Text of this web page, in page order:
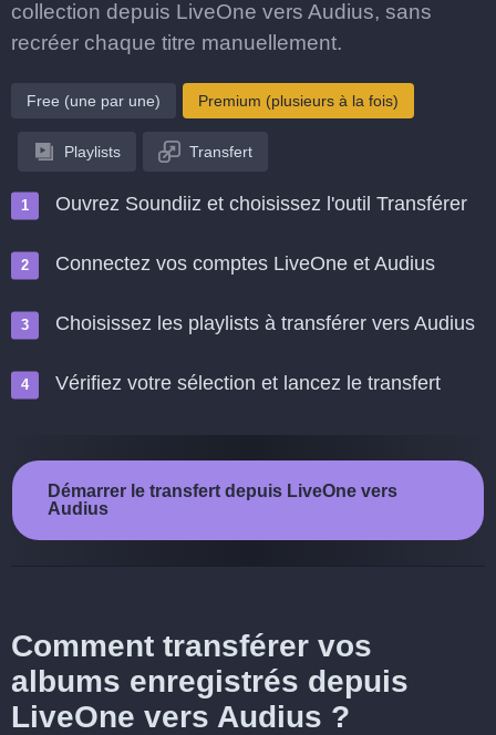
collection depuis LiveOne vers Audius, sans
recréer chaque titre manuellement.
Free (une par une) Premium (plusieurs à la fois)
Playlists Transfert
Ouvrez Soundiiz et choisissez l'outil Transférer
Connectez vos comptes LiveOne et Audius
Choisissez les playlists à transférer vers Audius
Vérifiez votre sélection et lancez le transfert
Démarrer le transfert depuis LiveOne vers
Audius
Comment transférer vos
albums enregistrés depuis
LiveOne vers Audius ?